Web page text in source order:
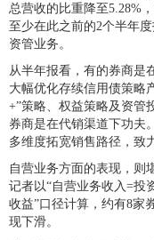
总营收的比重降至5.28%
至少在此之前的2个半年
资管业务。
从半年报看，有的券商是
大幅优化存续信用债策略
+”策略、权益策略及资管
券商是在代销渠道下功夫
多维度拓宽销售路径，致
自营业务方面的表现，则
记者以“自营业务收入=投
收益”口径计算，约有8家
现下滑。